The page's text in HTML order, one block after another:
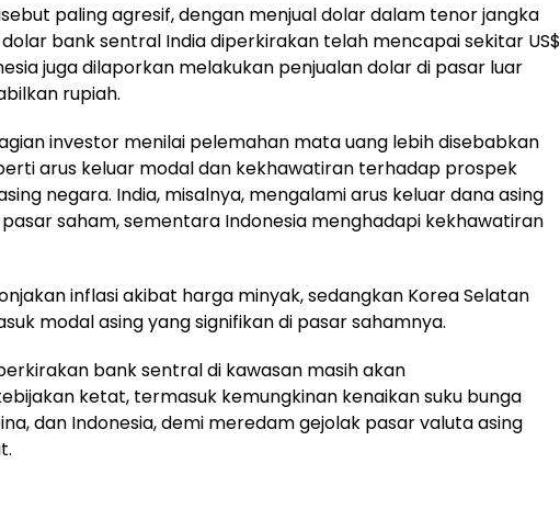
paling agresif, dengan menjual dolar dalam tenor jangka
bank sentral India diperkirakan telah mencapai sekitar US$
juga dilaporkan melakukan penjualan dolar di pasar luar
rupiah.
investor menilai pelemahan mata uang lebih disebabkan
arus keluar modal dan kekhawatiran terhadap prospek
negara. India, misalnya, mengalami arus keluar dana asing
saham, sementara Indonesia menghadapi kekhawatiran
inflasi akibat harga minyak, sedangkan Korea Selatan
modal asing yang signifikan di pasar sahamnya.
bank sentral di kawasan masih akan
ketat, termasuk kemungkinan kenaikan suku bunga
dan Indonesia, demi meredam gejolak pasar valuta asing